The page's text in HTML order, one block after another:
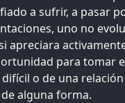
a sufrir, a pasar
uno no
apreciara
para tomar
o de una
alguna forma.